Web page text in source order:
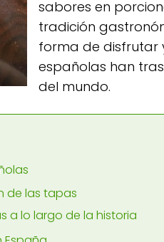
sabores en
tradición
forma de disfrutar
españolas han
del mundo.
de las tapas
a lo largo de la historia